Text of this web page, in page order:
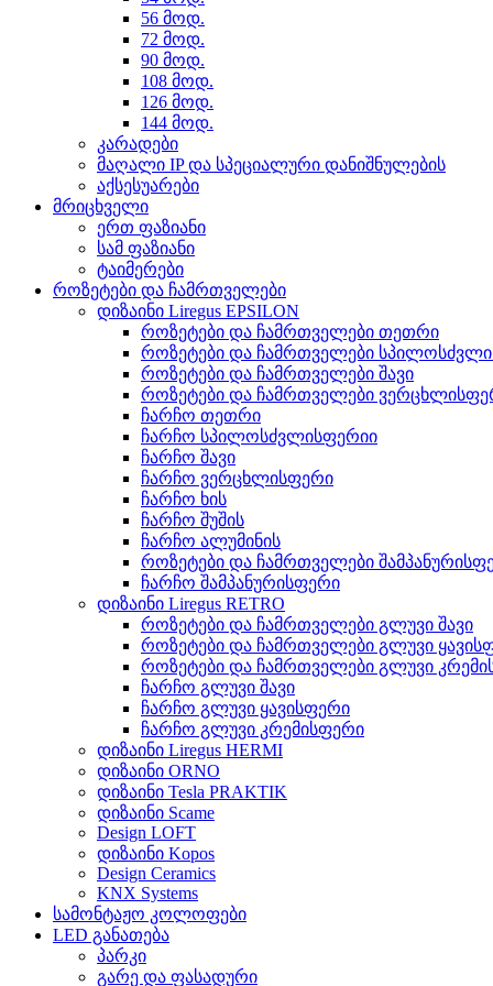
56 მოდ.
72 მოდ.
90 მოდ.
108 მოდ.
126 მოდ.
144 მოდ.
კარადები
მაღალი IP და სპეციალური დანიშნულების
აქსესუარები
მრიცხველი
ერთ ფაზიანი
სამ ფაზიანი
ტაიმერები
როზეტები და ჩამრთველები
დიზაინი Liregus EPSILON
როზეტები და ჩამრთველები თეთრი
როზეტები და ჩამრთველები
როზეტები და ჩამრთველები შავი
როზეტები და ჩამრთველები
ჩარჩო თეთრი
ჩარჩო სპილოსძვლისფერიი
ჩარჩო შავი
ჩარჩო ვერცხლისფერი
ჩარჩო ხის
ჩარჩო შუშის
ჩარჩო ალუმინის
როზეტები და ჩამრთველები
ჩარჩო შამპანურისფერი
დიზაინი Liregus RETRO
როზეტები და ჩამრთველები გლუვი შავი
როზეტები და ჩამრთველები გლუვი
როზეტები და ჩამრთველები გლუვი
ჩარჩო გლუვი შავი
ჩარჩო გლუვი ყავისფერი
ჩარჩო გლუვი კრემისფერი
დიზაინი Liregus HERMI
დიზაინი ORNO
დიზაინი Tesla PRAKTIK
დიზაინი Scame
Design LOFT
დიზაინი Kopos
Design Ceramics
KNX Systems
სამონტაჟო კოლოფები
LED განათება
პარკი
გარე და ფასადური